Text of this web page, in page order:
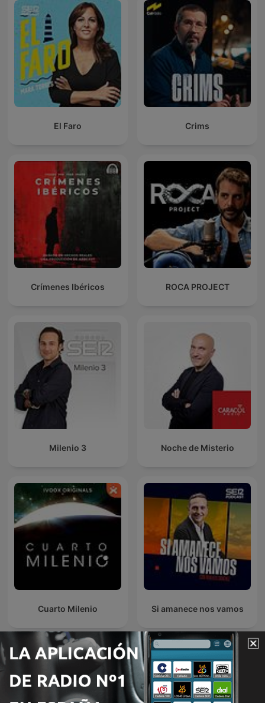
El Faro Crims
Crímenes Ibéricos ROCA PROJECT
Milenio 3 Noche de Misterio
Cuarto Milenio Si amanece nos vamos